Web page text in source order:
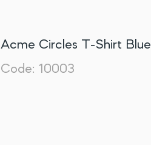
Acme Circles T-Shirt Blue
Code: 10003